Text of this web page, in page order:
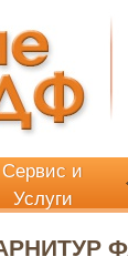
Сервис и
Услуги